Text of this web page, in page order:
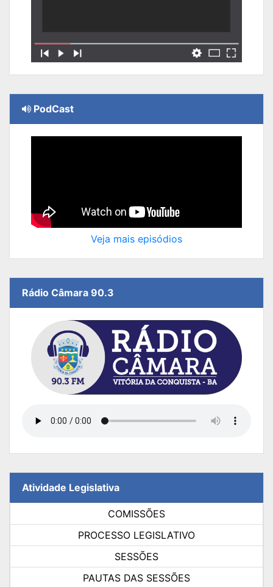
PodCast
Veja mais episódios
Rádio Câmara 90.3
Atividade Legislativa
COMISSÕES
PROCESSO LEGISLATIVO
SESSÕES
PAUTAS DAS SESSÕES